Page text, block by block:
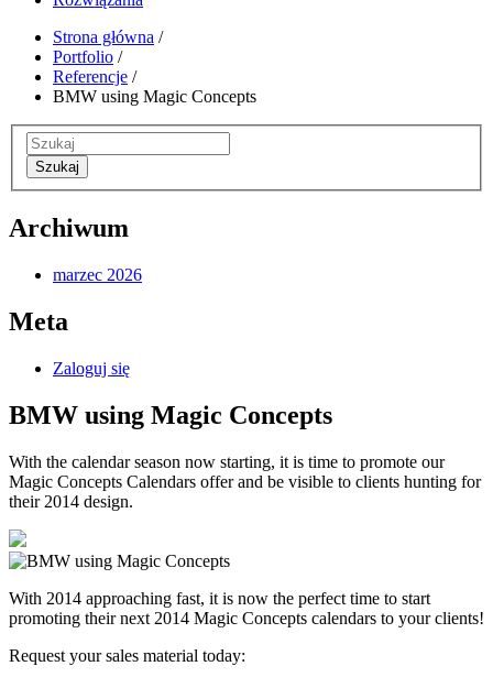
Strona główna /
Portfolio /
Referencje /
BMW using Magic Concepts
Szukaj
Archiwum
marzec 2026
Meta
Zaloguj się
BMW using Magic Concepts
With the calendar season now starting, it is time to promote our
Magic Concepts Calendars offer and be visible to clients hunting for
their 2014 design.
With 2014 approaching fast, it is now the perfect time to start
promoting their next 2014 Magic Concepts calendars to your clients!
Request your sales material today: